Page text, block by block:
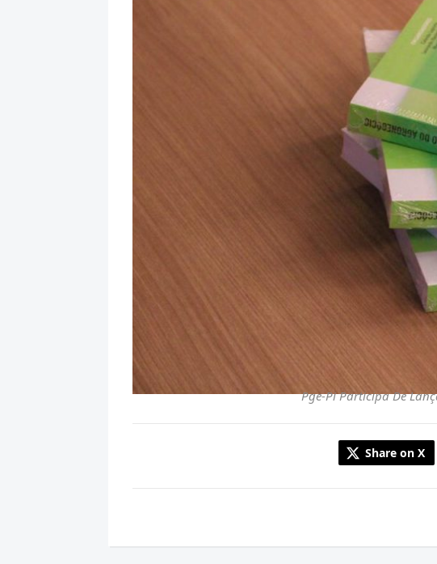
Pge-Pi Participa De
Share on X